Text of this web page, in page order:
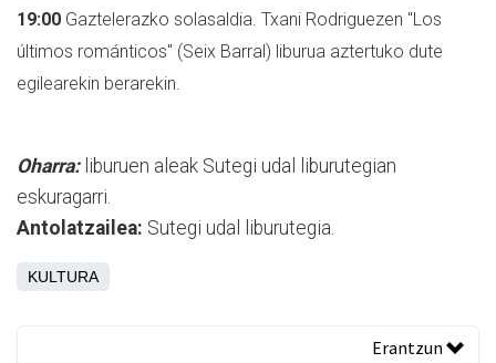
19:00 Gaztelerazko solasaldia. Txani Rodriguezen "Los
últimos románticos" (Seix Barral) liburua aztertuko dute
egilearekin berarekin.
Oharra:liburuen aleak Sutegi udal liburutegian
eskuragarri.
Antolatzailea: Sutegi udal liburutegia.
KULTURA
Erantzun